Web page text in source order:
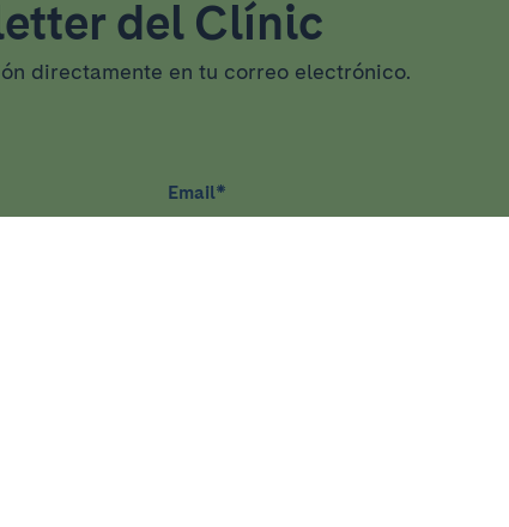
del Clínic
directamente en tu correo electrónico.
Email*